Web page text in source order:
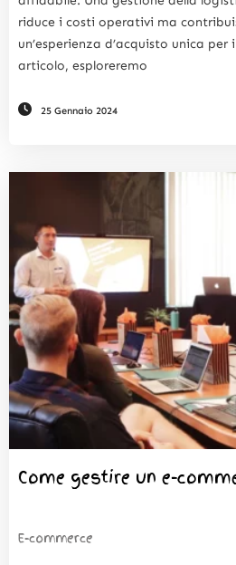
riduce i costi operativi ma
un’esperienza d’acquisto unica
articolo, esploreremo
25 Gennaio 2024
Come gestire un e-
E-commerce